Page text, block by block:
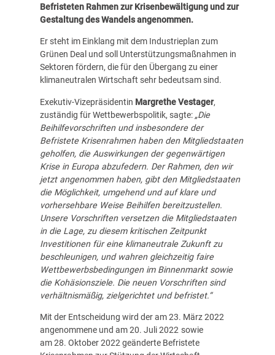
Befristeten Rahmen zur Krisenbewältigung und zur
Gestaltung des Wandels angenommen.
Er steht im Einklang mit dem Industrieplan zum
Grünen Deal und soll Unterstützungsmaßnahmen in
Sektoren fördern, die für den Übergang zu einer
klimaneutralen Wirtschaft sehr bedeutsam sind.
Exekutiv-Vizepräsidentin Margrethe Vestager,
zuständig für Wettbewerbspolitik, sagte: „Die
Beihilfevorschriften und insbesondere der
Befristete Krisenrahmen haben den Mitgliedstaaten
geholfen, die Auswirkungen der gegenwärtigen
Krise in Europa abzufedern. Der Rahmen, den wir
jetzt angenommen haben, gibt den Mitgliedstaaten
die Möglichkeit, umgehend und auf klare und
vorhersehbare Weise Beihilfen bereitzustellen.
Unsere Vorschriften versetzen die Mitgliedstaaten
in die Lage, zu diesem kritischen Zeitpunkt
Investitionen für eine klimaneutrale Zukunft zu
beschleunigen, und wahren gleichzeitig faire
Wettbewerbsbedingungen im Binnenmarkt sowie
die Kohäsionsziele. Die neuen Vorschriften sind
verhältnismäßig, zielgerichtet und befristet.“
Mit der Entscheidung wird der am23. März 2022
angenommene und am20. Juli 2022 sowie
am28. Oktober 2022 geänderte Befristete